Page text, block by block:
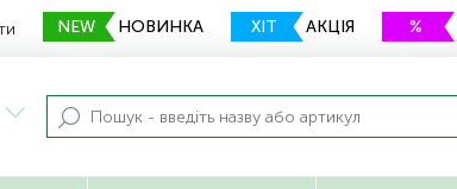
NEW НОВИНКА ХІТ АКЦІЯ %